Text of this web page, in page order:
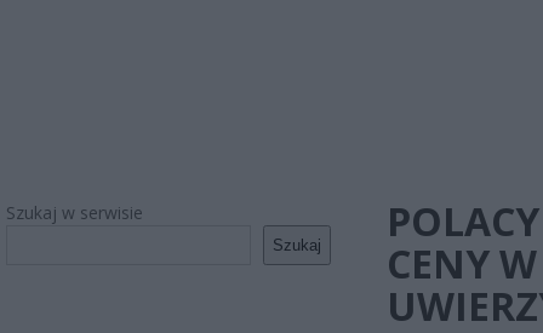
Szukaj w serwisie
Szukaj
CENY